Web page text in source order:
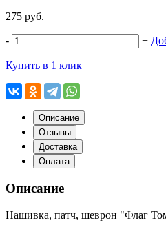
275 руб.
- +
Купить в 1 клик
Описание
Отзывы
Доставка
Оплата
Описание
Нашивка, патч, шеврон "Флаг